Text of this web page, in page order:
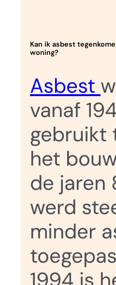
Kan ik asbest
woning?
Asbest
vanaf
gebruikt
het
de jaren
werd
minder